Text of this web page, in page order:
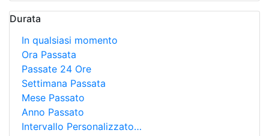
Durata
In qualsiasi momento
Ora Passata
Passate 24 Ore
Settimana Passata
Mese Passato
Anno Passato
Intervallo Personalizzato…